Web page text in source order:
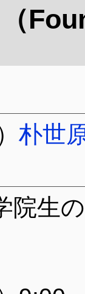
朴世
院生